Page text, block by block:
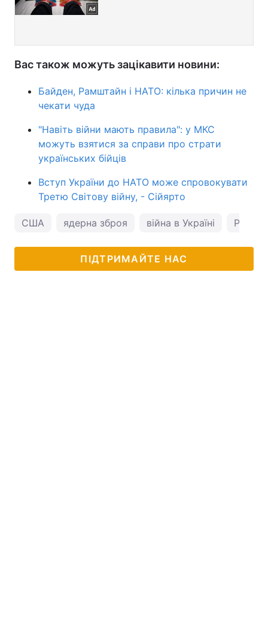
Вас також можуть зацікавити новини:
Байден, Рамштайн і НАТО: кілька причин не
чекати чуда
"Навіть війни мають правила": у МКС
можуть взятися за справи про страти
українських бійців
Вступ України до НАТО може спровокувати
Третю Світову війну, - Сійярто
США ядерна зброя війна в Україні Росія
ПІДТРИМАЙТЕ НАС